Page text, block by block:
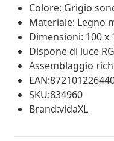
Colore: Grigio
Materiale: Legno
Dimensioni: 100 x
Dispone di luce
Assemblaggio
SKU:834960
Brand:vidaXL